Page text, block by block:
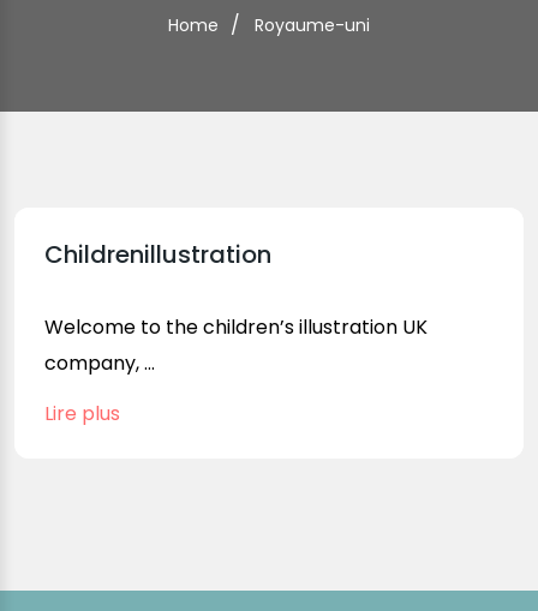
Home Royaume-uni
Childrenillustration
Welcome to the children’s illustration UK
company, ...
Lire plus